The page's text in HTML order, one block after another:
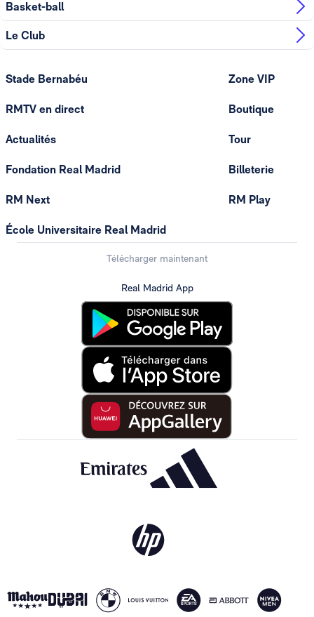
Basket-ball
Le Club
Stade Bernabéu
RMTV en direct
Actualités
Fondation Real Madrid
RM Next
École Universitaire Real Madrid
Zone VIP
Boutique
Tour
Billeterie
RM Play
Télécharger maintenant
Real Madrid App